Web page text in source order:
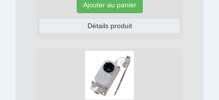
Ajouter au panier
Détails produit